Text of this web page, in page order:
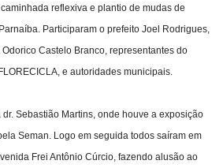
reflexiva e plantio de mudas de
Participaram o prefeito Joel Rodrigues,
Castelo Branco, representantes do
e autoridades municipais.
Sebastião Martins, onde houve a exposição
Seman. Logo em seguida todos saíram em
Frei Antônio Cúrcio, fazendo alusão ao